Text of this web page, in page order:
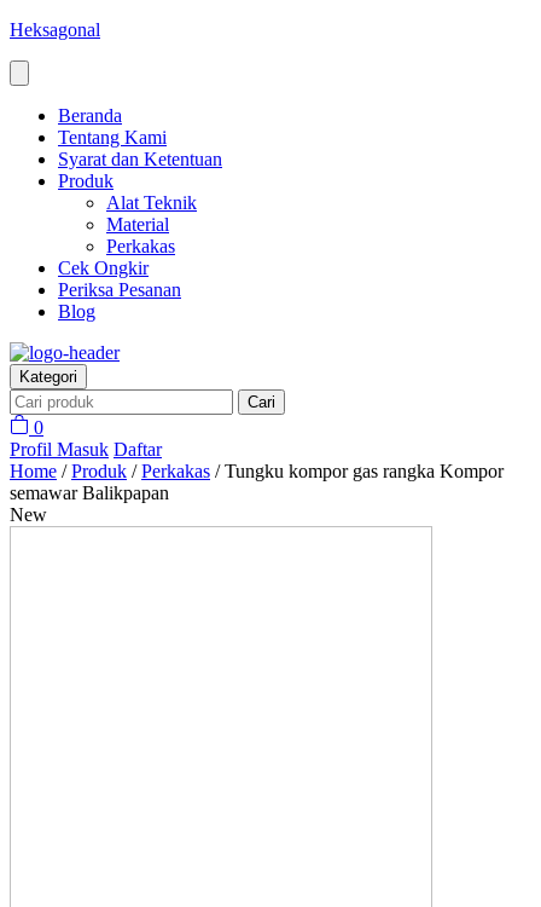
Heksagonal
Beranda
Tentang Kami
Syarat dan Ketentuan
Produk
Alat Teknik
Material
Perkakas
Cek Ongkir
Periksa Pesanan
Blog
Kategori
Cari
0
Profil Masuk Daftar
Home /Produk /Perkakas /Tungku kompor gas rangka Kompor
semawar Balikpapan
New